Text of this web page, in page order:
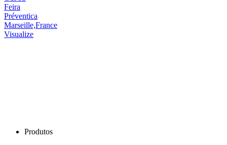
Feira
Préventica
Marseille,France
Visualize
Produtos